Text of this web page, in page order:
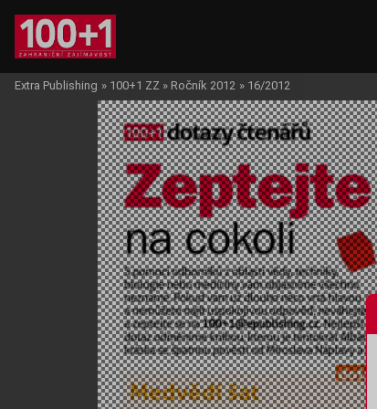
Extra Publishing » 100+1 ZZ » Ročník 2012 » 16/2012